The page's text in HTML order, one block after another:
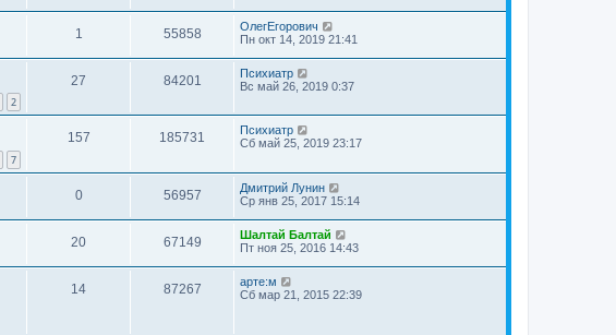
1 55858
ОлегЕгорович
Пн окт 14, 2019 21:41
2
27 84201
Психиатр
Вс май 26, 2019 0:37
7
157 185731
Психиатр
Сб май 25, 2019 23:17
0 56957
Дмитрий Лунин
Ср янв 25, 2017 15:14
20 67149
Шалтай Балтай
Пт ноя 25, 2016 14:43
14 87267
арте:м
Сб мар 21, 2015 22:39